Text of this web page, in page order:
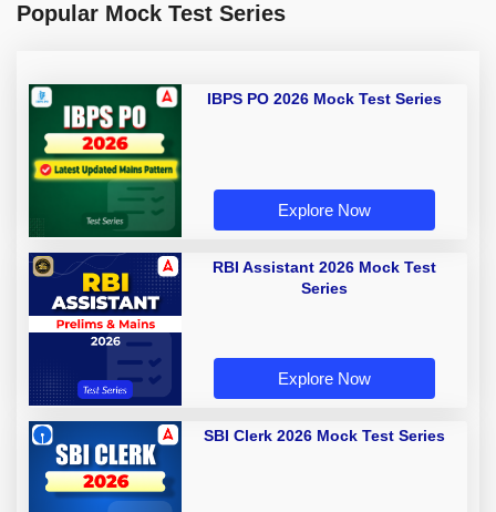
Popular Mock Test Series
IBPS PO 2026 Mock Test Series
Explore Now
RBI Assistant 2026 Mock Test
Series
Explore Now
SBI Clerk 2026 Mock Test Series